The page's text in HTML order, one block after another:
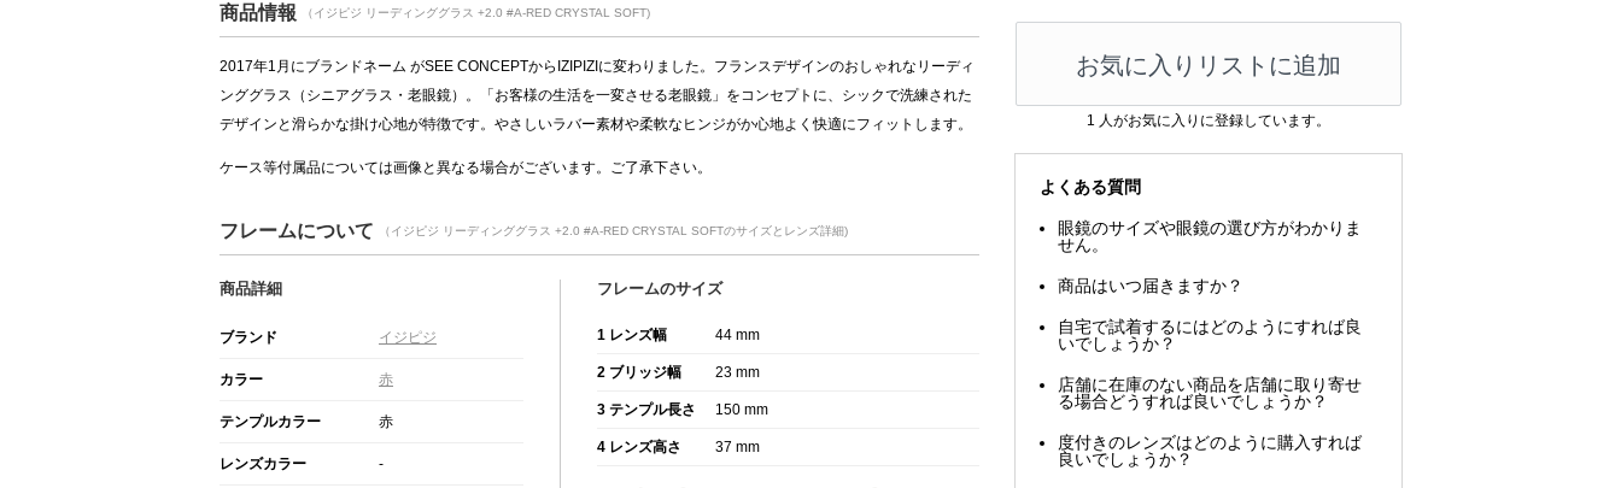
商品情報 （イジピジ リーディンググラス +2.0 #A-RED CRYSTAL SOFT)
2017年1月にブランドネーム がSEE CONCEPTからIZIPIZIに変わりました。フランスデザインのおしゃれなリーディ
ンググラス（シニアグラス・老眼鏡）。「お客様の生活を一変させる老眼鏡」をコンセプトに、シックで洗練された
デザインと滑らかな掛け心地が特徴です。やさしいラバー素材や柔軟なヒンジがか心地よく快適にフィットします。
ケース等付属品については画像と異なる場合がございます。ご了承下さい。
フレームについて （イジピジ リーディンググラス +2.0 #A-RED CRYSTAL SOFTのサイズとレンズ詳細)
商品詳細
ブランド イジピジ
カラー 赤
テンプルカラー 赤
レンズカラー -
フレームのサイズ
1 レンズ幅 44 mm
2 ブリッジ幅 23 mm
3 テンプル長さ 150 mm
4 レンズ高さ 37 mm
お気に入りリストに追加
1 人がお気に入りに登録しています。
よくある質問
眼鏡のサイズや眼鏡の選び方がわかりま
せん。
商品はいつ届きますか？
自宅で試着するにはどのようにすれば良
いでしょうか？
店舗に在庫のない商品を店舗に取り寄せ
る場合どうすれば良いでしょうか？
度付きのレンズはどのように購入すれば
良いでしょうか？